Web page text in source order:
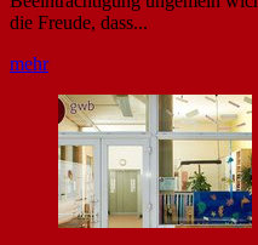
die Freude, dass...
mehr